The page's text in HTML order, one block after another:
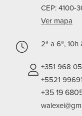
CEP: 4100-
Ver mapa
2ª a 6ª, 10h
+351 968
+5521
+35 19